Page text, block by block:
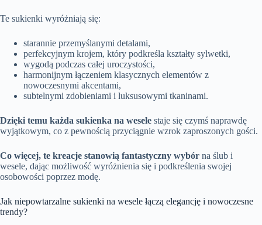
Te sukienki wyróżniają się:
starannie przemyślanymi detalami,
perfekcyjnym krojem, który podkreśla kształty sylwetki,
wygodą podczas całej uroczystości,
harmonijnym łączeniem klasycznych elementów z
nowoczesnymi akcentami,
subtelnymi zdobieniami i luksusowymi tkaninami.
Dzięki temu każda sukienka na wesele staje się czymś naprawdę
wyjątkowym, co z pewnością przyciągnie wzrok zaproszonych gości.
Co więcej, te kreacje stanowią fantastyczny wybór na ślub i
wesele, dając możliwość wyróżnienia się i podkreślenia swojej
osobowości poprzez modę.
Jak niepowtarzalne sukienki na wesele łączą elegancję i nowoczesne
trendy?